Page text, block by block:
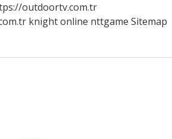
outdoortv.com.tr
knight online nttgame Sitemap